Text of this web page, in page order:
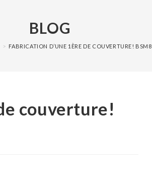
BLOG
> FABRICATION D’UNE 1ÈRE DE COUVERTURE! BSM8
couverture!